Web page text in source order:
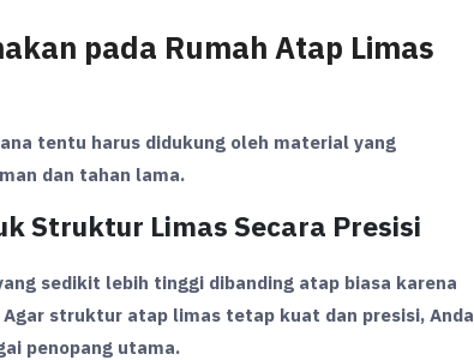
pada Rumah Atap Limas
tentu harus didukung oleh material yang
dan tahan lama.
Struktur Limas Secara Presisi
sedikit lebih tinggi dibanding atap biasa karena
struktur atap limas tetap kuat dan presisi, Anda
penopang utama.